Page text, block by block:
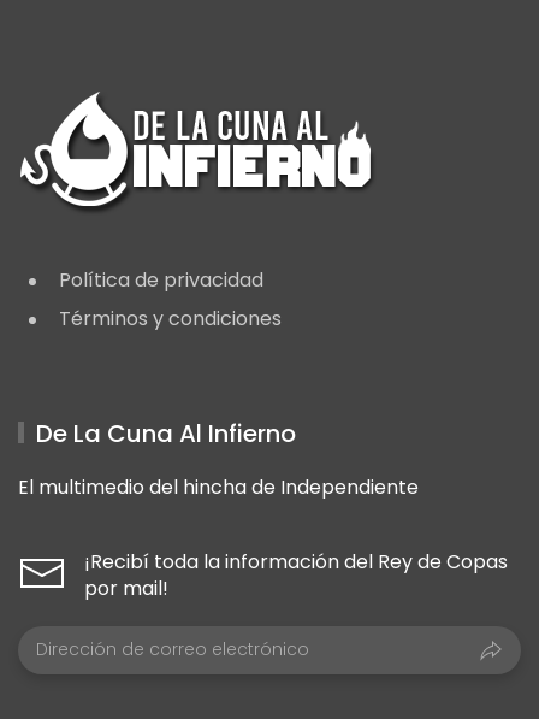
Política de privacidad
Términos y condiciones
De La Cuna Al Infierno
El multimedio del hincha de Independiente
¡Recibí toda la información del Rey de Copas
por mail!